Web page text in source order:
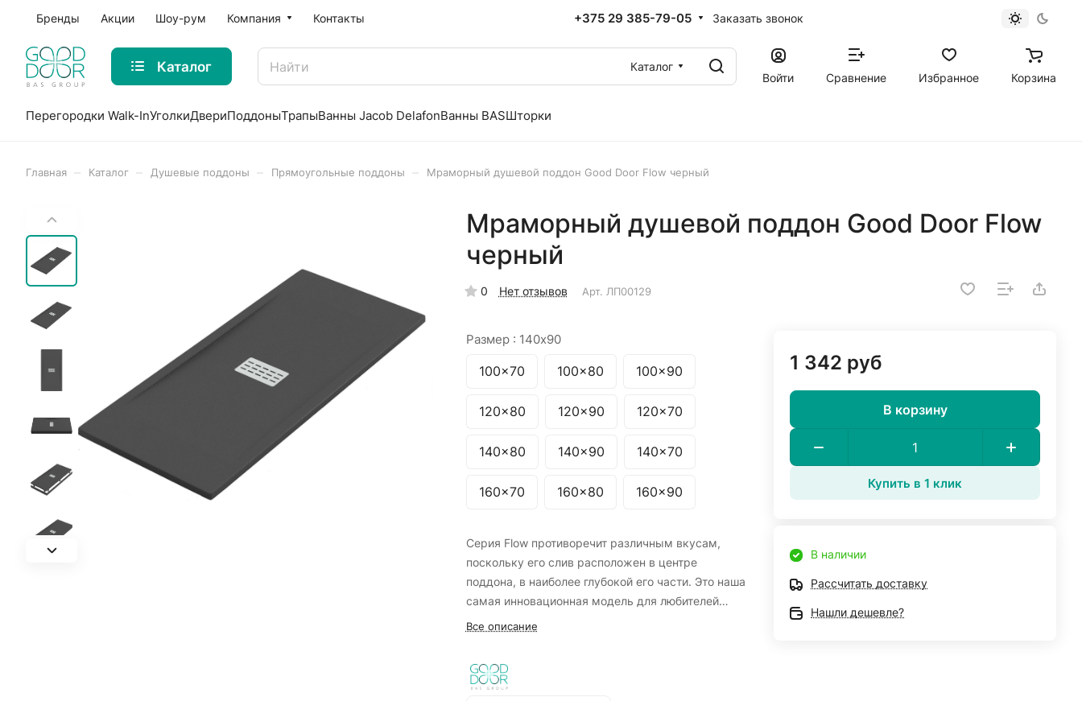
Бренды Акции Шоу-рум Компания Контакты +375 29 385-79-05 Заказать звонок
Каталог
Каталог
Войти
Сравнение Избранное Корзина
Перегородки Walk-InУголкиДвериПоддоныТрапыВанны Jacob DelafonВанны BASШторки
Главная Каталог Душевые поддоны Прямоугольные поддоны Мраморный душевой поддон Good Door Flow черный
Мраморный душевой поддон Good Door Flow
черный
0 Нет отзывов Арт. ЛП00129
Размер : 140x90
100x70 100x80 100x90
120x80 120x90 120x70
140x80 140x90 140x70
160x70 160x80 160x90
Серия Flow противоречит различным вкусам,
поскольку его слив расположен в центре
поддона, в наиболее глубокой его части. Это наша
самая инновационная модель для любителей
авангардных линий.
Все описание
1 342 руб
В корзину
Купить в 1 клик
В наличии
Рассчитать доставку
Нашли дешевле?